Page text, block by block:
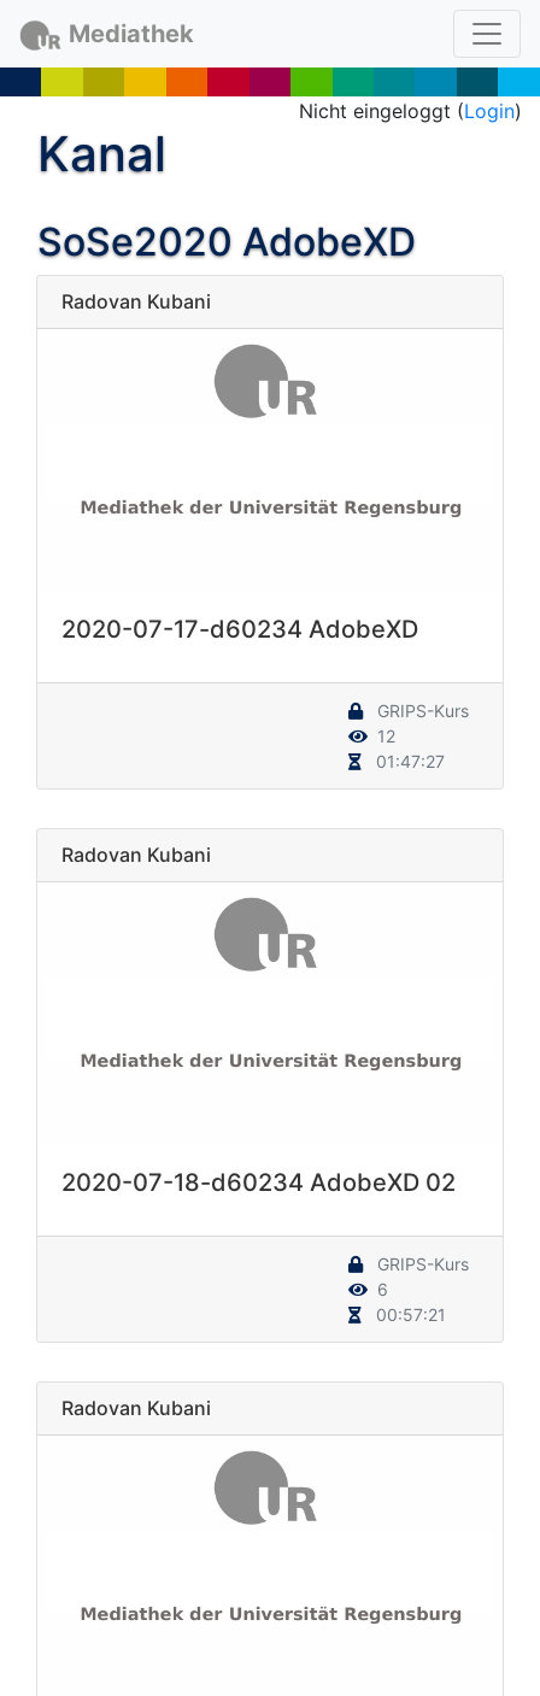
Mediathek
Nicht eingeloggt (Login)
Kanal
SoSe2020 AdobeXD
Radovan Kubani
2020-07-17-d60234 AdobeXD
GRIPS-Kurs
12
01:47:27
Radovan Kubani
2020-07-18-d60234 AdobeXD 02
GRIPS-Kurs
6
00:57:21
Radovan Kubani